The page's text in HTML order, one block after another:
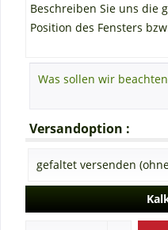
Beschreiben Sie uns die
Position des Fensters
Versandoption :